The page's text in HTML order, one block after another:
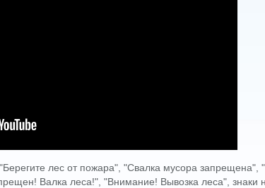
лес от пожара", "Свалка мусора запрещена",
Валка леса!", "Внимание! Вывозка леса", знаки